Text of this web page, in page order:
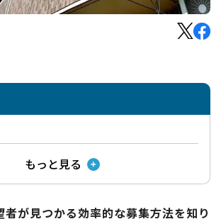
もっと見る
者が見つかる効率的な募集方法を知り